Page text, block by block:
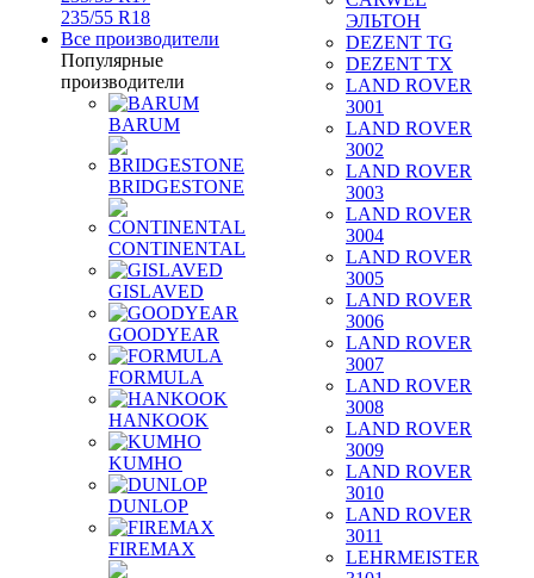
235/55 R18
Все производители
Популярные
производители
BARUM
BRIDGESTONE
CONTINENTAL
GISLAVED
GOODYEAR
FORMULA
HANKOOK
KUMHO
DUNLOP
FIREMAX
ЭЛЬТОН
DEZENT TG
DEZENT TX
LAND ROVER
3001
LAND ROVER
3002
LAND ROVER
3003
LAND ROVER
3004
LAND ROVER
3005
LAND ROVER
3006
LAND ROVER
3007
LAND ROVER
3008
LAND ROVER
3009
LAND ROVER
3010
LAND ROVER
3011
LEHRMEISTER